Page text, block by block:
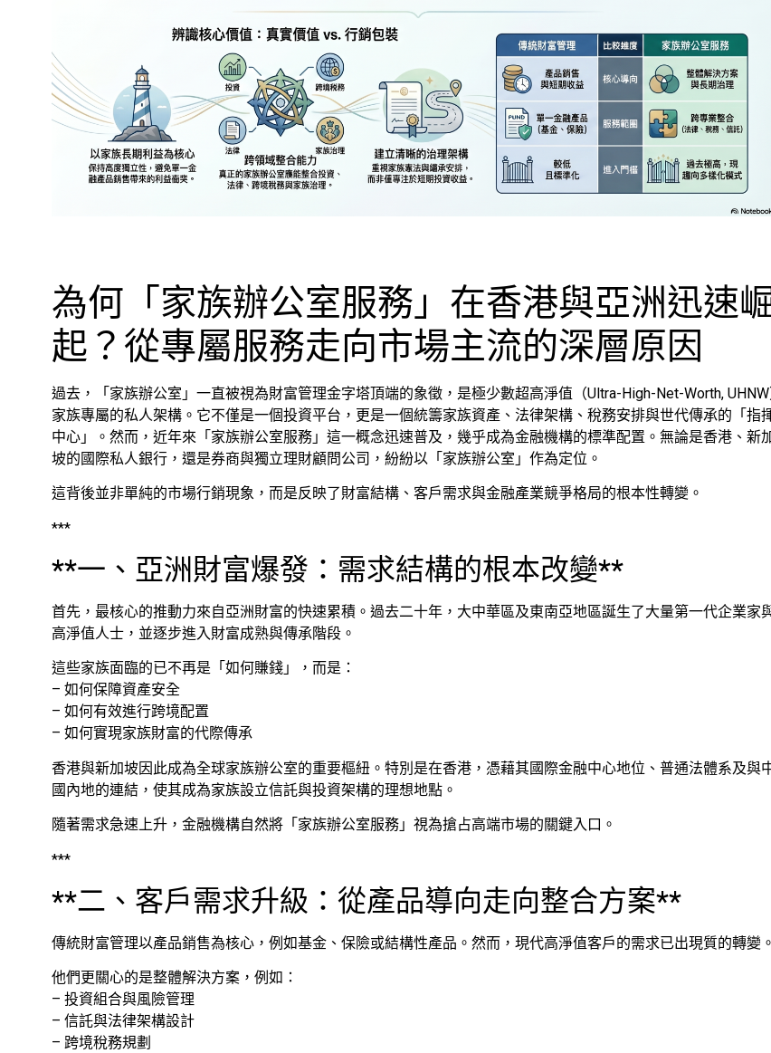
為何「家族辦公室服務」在香港與亞洲迅速
起？從專屬服務走向市場主流的深層原因
過去，「家族辦公室」一直被視為財富管理金字塔頂端的象徵，是極少數超高淨值（Ultra-High-Net-Worth, UHNW
家族專屬的私人架構。它不僅是一個投資平台，更是一個統籌家族資產、法律架構、稅務安排與世代傳承的「指
中心」。然而，近年來「家族辦公室服務」這一概念迅速普及，幾乎成為金融機構的標準配置。無論是香港、新
坡的國際私人銀行，還是券商與獨立理財顧問公司，紛紛以「家族辦公室」作為定位。
這背後並非單純的市場行銷現象，而是反映了財富結構、客戶需求與金融產業競爭格局的根本性轉變。
***
**一、亞洲財富爆發：需求結構的根本改變**
首先，最核心的推動力來自亞洲財富的快速累積。過去二十年，大中華區及東南亞地區誕生了大量第一代企業家
高淨值人士，並逐步進入財富成熟與傳承階段。
這些家族面臨的已不再是「如何賺錢」，而是：
– 如何保障資產安全
– 如何有效進行跨境配置
– 如何實現家族財富的代際傳承
香港與新加坡因此成為全球家族辦公室的重要樞紐。特別是在香港，憑藉其國際金融中心地位、普通法體系及與
國內地的連結，使其成為家族設立信託與投資架構的理想地點。
隨著需求急速上升，金融機構自然將「家族辦公室服務」視為搶占高端市場的關鍵入口。
***
**二、客戶需求升級：從產品導向走向整合方案**
傳統財富管理以產品銷售為核心，例如基金、保險或結構性產品。然而，現代高淨值客戶的需求已出現質的轉變。
他們更關心的是整體解決方案，例如：
– 投資組合與風險管理
– 信託與法律架構設計
– 跨境稅務規劃